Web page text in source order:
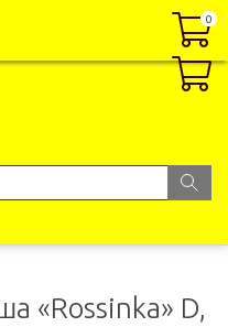
0
0
«Rossinka» D,